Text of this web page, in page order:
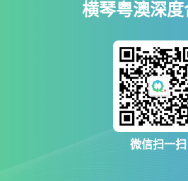
横琴粤澳深度
微信扫一扫